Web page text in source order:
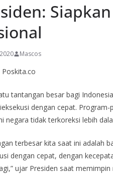
Mascos
Poskita.co
tantangan besar bagi
dengan cepat.
negara tidak terkoreksi lebih
terbesar kita saat ini adalah
dengan cepat, dengan
ujar Presiden saat